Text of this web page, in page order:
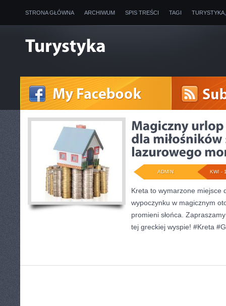
STRONA GŁÓWNA ARCHIWUM SPIS TREŚCI TAGI
KWI -
ADMIN
Kreta to wymarzone miejsce
wypoczynku w magicznym
promieni słońca.
tej greckiej wyspie! #Kreta